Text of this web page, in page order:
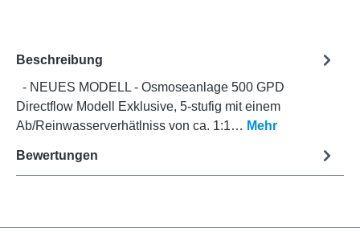
Beschreibung
- NEUES MODELL - Osmoseanlage 500 GPD
Directflow Modell Exklusive, 5-stufig mit einem
Ab/Reinwasserverhätlniss von ca. 1:1… Mehr
Bewertungen